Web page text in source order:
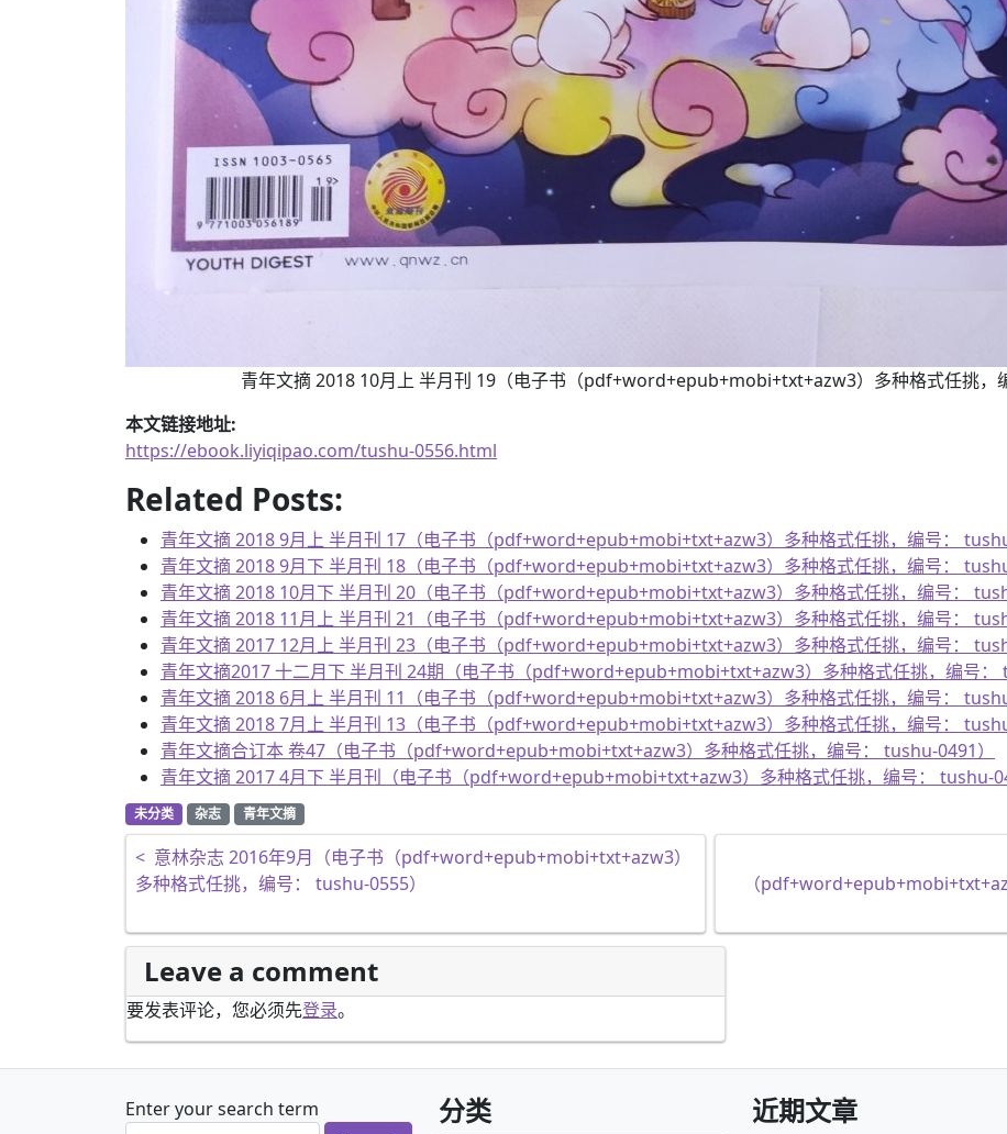
青年文摘 2018 10月上 半月刊 19（电子书（pdf+word+epub+mobi+txt+azw3）多种格式任挑，
本文链接地址:
https://ebook.liyiqipao.com/tushu-0556.html
Related Posts:
青年文摘 2018 9月上 半月刊 17（电子书（pdf+word+epub+mobi+txt+azw3）多种格式任挑，编号：
青年文摘 2018 9月下 半月刊 18（电子书（pdf+word+epub+mobi+txt+azw3）多种格式任挑，编号：
青年文摘 2018 10月下 半月刊 20（电子书（pdf+word+epub+mobi+txt+azw3）多种格式任挑，编号：
青年文摘 2018 11月上 半月刊 21（电子书（pdf+word+epub+mobi+txt+azw3）多种格式任挑，编号：
青年文摘 2017 12月上 半月刊 23（电子书（pdf+word+epub+mobi+txt+azw3）多种格式任挑，编号：
青年文摘2017 十二月下 半月刊 24期（电子书（pdf+word+epub+mobi+txt+azw3）多种格式任挑，编号：
青年文摘 2018 6月上 半月刊 11（电子书（pdf+word+epub+mobi+txt+azw3）多种格式任挑，编号：
青年文摘 2018 7月上 半月刊 13（电子书（pdf+word+epub+mobi+txt+azw3）多种格式任挑，编号：
青年文摘合订本 卷47（电子书（pdf+word+epub+mobi+txt+azw3）多种格式任挑，编号： tushu-0491）
青年文摘 2017 4月下 半月刊（电子书（pdf+word+epub+mobi+txt+azw3）多种格式任挑，编号： tushu-
未分类 杂志 青年文摘
文章导航
< 意林杂志 2016年9月（电子书（pdf+word+epub+mobi+txt+azw3）
多种格式任挑，编号： tushu-0555）
（
Leave a comment
要发表评论，您必须先登录。
Enter your search term 分类 近期文章